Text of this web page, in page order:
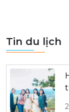
Tin du lịch